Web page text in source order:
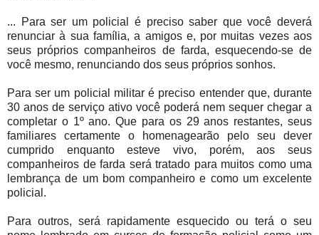
... Para ser um policial é preciso saber que você deverá
renunciar à sua família, a amigos e, por muitas vezes aos
seus próprios companheiros de farda, esquecendo-se de
você mesmo, renunciando dos seus próprios sonhos.
Para ser um policial militar é preciso entender que, durante
30 anos de serviço ativo você poderá nem sequer chegar a
completar o 1º ano. Que para os 29 anos restantes, seus
familiares certamente o homenagearão pelo seu dever
cumprido enquanto esteve vivo, porém, aos seus
companheiros de farda será tratado para muitos como uma
lembrança de um bom companheiro e como um excelente
policial.
Para outros, será rapidamente esquecido ou terá o seu